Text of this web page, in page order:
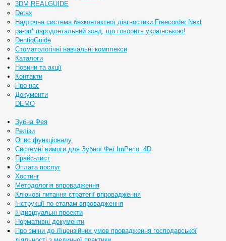
3DM REALGUIDE
Detax
Надточна система безконтактної діагностики Freecorder Next
pa-on* пародонтальний зонд, що говорить українською!
DentiqGuide
Стоматологічні навчальні комплекси
Каталоги
Новини та акції
Контакти
Про нас
Документи
DEMO
Зубна Фея
Релізи
Опис функціоналу
Системні вимоги для Зубної Феї ImPerio: 4D
Прайс-лист
Оплата послуг
Хостинг
Методологія впровадження
Ключові питання стратегії впровадження
Інструкції по етапам впровадження
Індивідуальні проекти
Нормативні документи
Про зміни до Ліцензійних умов провадження господарської